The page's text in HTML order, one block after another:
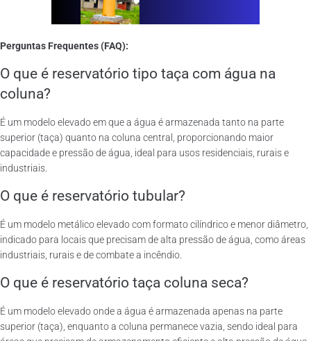
Perguntas Frequentes (FAQ):
O que é reservatório tipo taça com água na
coluna?
É um modelo elevado em que a água é armazenada tanto na parte
superior (taça) quanto na coluna central, proporcionando maior
capacidade e pressão de água, ideal para usos residenciais, rurais e
industriais.
O que é reservatório tubular?
É um modelo metálico elevado com formato cilíndrico e menor diâmetro,
indicado para locais que precisam de alta pressão de água, como áreas
industriais, rurais e de combate a incêndio.
O que é reservatório taça coluna seca?
É um modelo elevado onde a água é armazenada apenas na parte
superior (taça), enquanto a coluna permanece vazia, sendo ideal para